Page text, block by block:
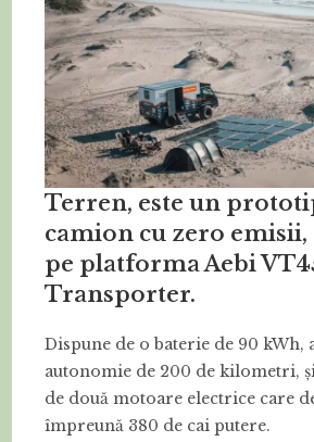
Terren, este un
camion cu zero
pe platforma Aebi
Transporter.
Dispune de o baterie de 90 kWh,
autonomie de 200 de kilometri,
de două motoare electrice care
împreună 380 de cai putere.